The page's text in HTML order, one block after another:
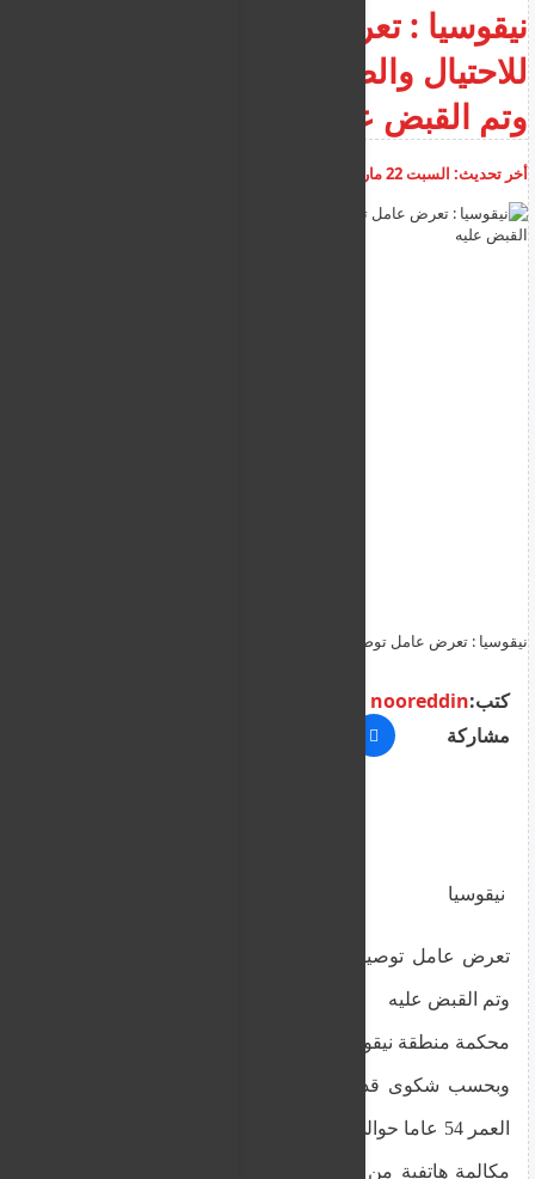
نيقوسيا : تعرض عامل توصيل
للاحتيال والضرب من قبل زبون
وتم القبض عليه
أخر تحديث: السبت 22 مارس 2025
نيقوسيا : تعرض عامل توصيل للاحتيال والضرب من قبل زبون وتم القبض
كتب:nooreddin
مشاركة
نيقوسيا
تعرض عامل توصيل للاحتيال والضرب من قبل زبون
وتم القبض عليه
محكمة منطقة نيقوسيا
وبحسب شكوى قدمت للشرطة، تلقى رجل يبلغ من
العمر 54 عاما حوالي الساعة الواحدة صباحا من أمس،
مكالمة هاتفية من مدير مطعم للوجبات السريعة في